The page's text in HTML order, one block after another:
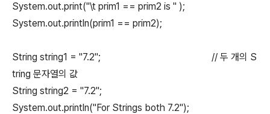
System.out.print("\t prim1 == prim2 is " );
System.out.println(prim1 == prim2);
String string1 = "7.2"; // 두 개의 S
tring 문자열의 값
String string2 = "7.2";
System.out.println("For Strings both 7.2");